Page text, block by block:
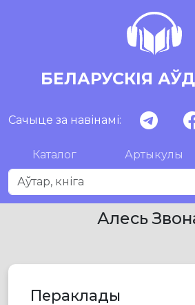
БЕЛАРУСКІЯ
Сачыце за навінамі:
Каталог Артыкулы
Алесь
Пераклады